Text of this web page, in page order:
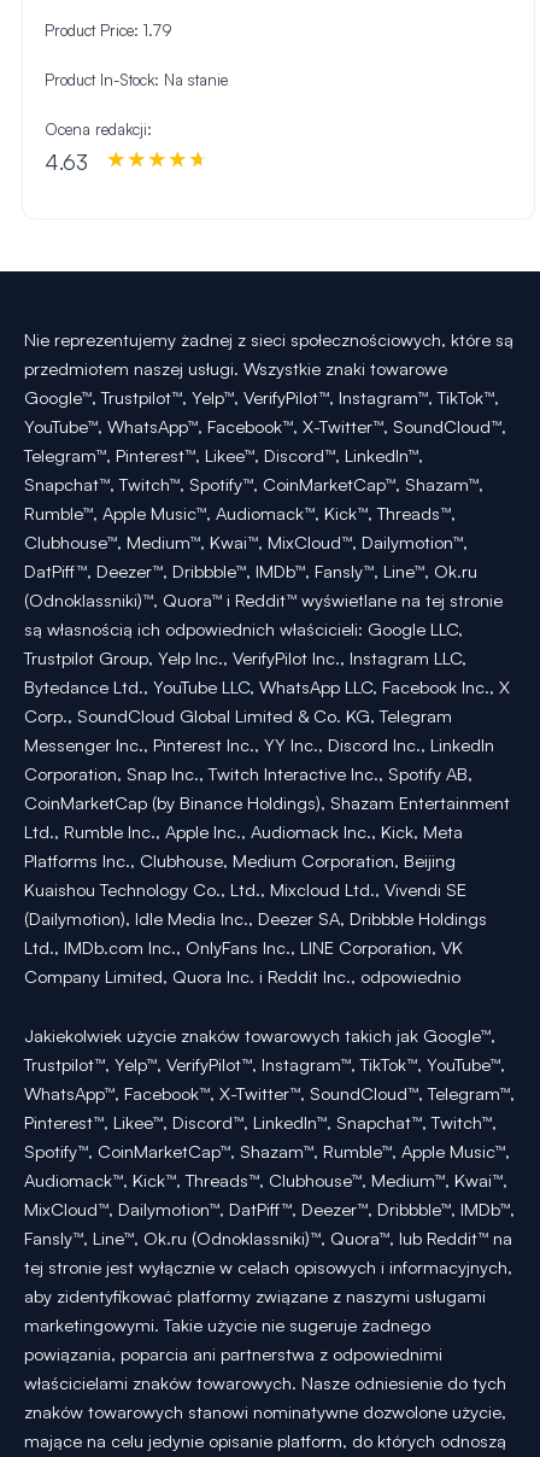
Product Price: 1.79
Product In-Stock: Na stanie
Ocena redakcji:
4.63
Nie reprezentujemy żadnej z sieci społecznościowych, które są
przedmiotem naszej usługi. Wszystkie znaki towarowe
Google™, Trustpilot™, Yelp™, VerifyPilot™, Instagram™, TikTok™,
YouTube™, WhatsApp™, Facebook™, X-Twitter™, SoundCloud™,
Telegram™, Pinterest™, Likee™, Discord™, LinkedIn™,
Snapchat™, Twitch™, Spotify™, CoinMarketCap™, Shazam™,
Rumble™, Apple Music™, Audiomack™, Kick™, Threads™,
Clubhouse™, Medium™, Kwai™, MixCloud™, Dailymotion™,
DatPiff™, Deezer™, Dribbble™, IMDb™, Fansly™, Line™, Ok.ru
(Odnoklassniki)™, Quora™ i Reddit™ wyświetlane na tej stronie
są własnością ich odpowiednich właścicieli: Google LLC,
Trustpilot Group, Yelp Inc., VerifyPilot Inc., Instagram LLC,
Bytedance Ltd., YouTube LLC, WhatsApp LLC, Facebook Inc., X
Corp., SoundCloud Global Limited & Co. KG, Telegram
Messenger Inc., Pinterest Inc., YY Inc., Discord Inc., LinkedIn
Corporation, Snap Inc., Twitch Interactive Inc., Spotify AB,
CoinMarketCap (by Binance Holdings), Shazam Entertainment
Ltd., Rumble Inc., Apple Inc., Audiomack Inc., Kick, Meta
Platforms Inc., Clubhouse, Medium Corporation, Beijing
Kuaishou Technology Co., Ltd., Mixcloud Ltd., Vivendi SE
(Dailymotion), Idle Media Inc., Deezer SA, Dribbble Holdings
Ltd., IMDb.com Inc., OnlyFans Inc., LINE Corporation, VK
Company Limited, Quora Inc. i Reddit Inc., odpowiednio
Jakiekolwiek użycie znaków towarowych takich jak Google™,
Trustpilot™, Yelp™, VerifyPilot™, Instagram™, TikTok™, YouTube™,
WhatsApp™, Facebook™, X-Twitter™, SoundCloud™, Telegram™,
Pinterest™, Likee™, Discord™, LinkedIn™, Snapchat™, Twitch™,
Spotify™, CoinMarketCap™, Shazam™, Rumble™, Apple Music™,
Audiomack™, Kick™, Threads™, Clubhouse™, Medium™, Kwai™,
MixCloud™, Dailymotion™, DatPiff™, Deezer™, Dribbble™, IMDb™,
Fansly™, Line™, Ok.ru (Odnoklassniki)™, Quora™, lub Reddit™ na
tej stronie jest wyłącznie w celach opisowych i informacyjnych,
aby zidentyfikować platformy związane z naszymi usługami
marketingowymi. Takie użycie nie sugeruje żadnego
powiązania, poparcia ani partnerstwa z odpowiednimi
właścicielami znaków towarowych. Nasze odniesienie do tych
znaków towarowych stanowi nominatywne dozwolone użycie,
mające na celu jedynie opisanie platform, do których odnoszą